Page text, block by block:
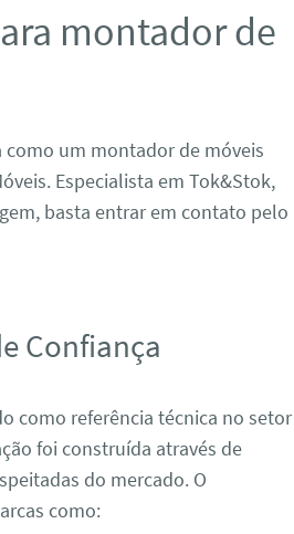
montador de
como um montador de móveis
Especialista em Tok&Stok,
basta entrar em contato pelo
Confiança
como referência técnica no setor
foi construída através de
do mercado. O
como: